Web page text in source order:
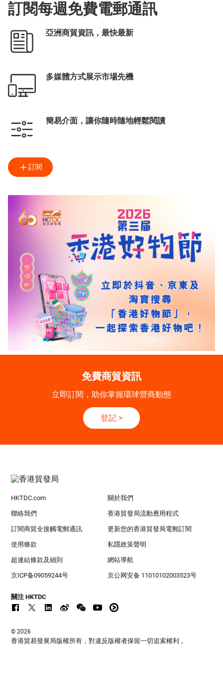
訂閱每週免費電郵通訊
亞洲商貿資訊，最快最新
多媒體方式展示市場先機
簡易介面，讓你隨時隨地輕鬆閱讀
訂閱
免費商貿資訊
立即訂閱，助你掌握環球營商動態
登記 >
HKTDC.com 關於我們
聯絡我們 香港貿發局流動應用程式
訂閱商貿全接觸電郵通訊 更新您的香港貿發局電郵訂閱
使用條款 私隱政策聲明
超連結條款及細則 網站導航
京ICP备09059244号 京公网安备 11010102003523号
關注 HKTDC
© 2026
香港貿易發展局版權所有，對違反版權者保留一切追索權利 。